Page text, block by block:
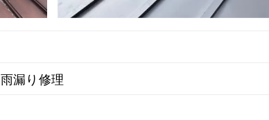
雨漏り修理